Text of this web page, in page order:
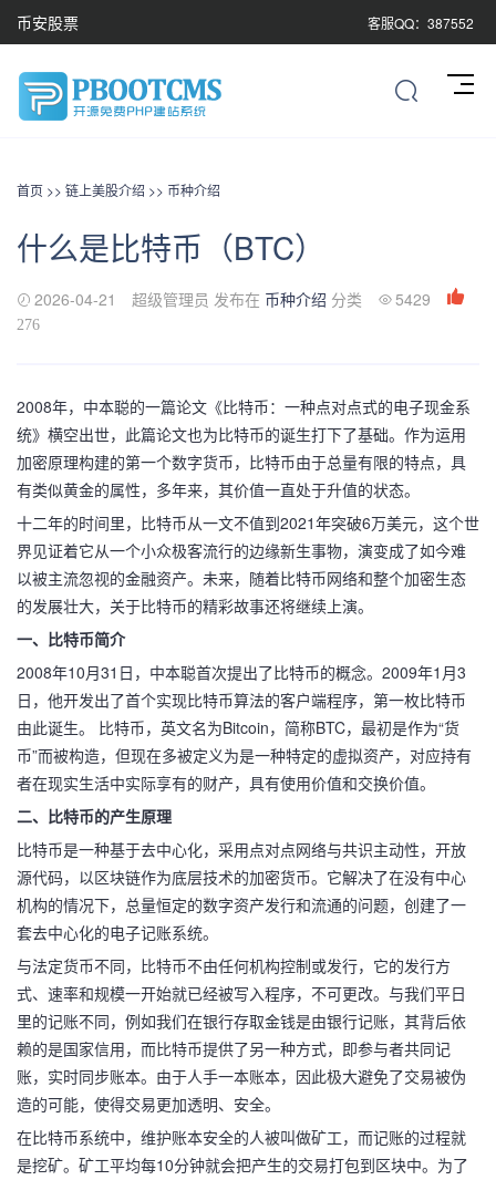
币安股票 客服QQ：387552
首页 >> 链上美股介绍 >> 币种介绍
什么是比特币（BTC）
2026-04-21 超级管理员 发布在 币种介绍 分类 5429
276
2008年，中本聪的一篇论文《比特币：一种点对点式的电子现金系
统》横空出世，此篇论文也为比特币的诞生打下了基础。作为运用
加密原理构建的第一个数字货币，比特币由于总量有限的特点，具
有类似黄金的属性，多年来，其价值一直处于升值的状态。
十二年的时间里，比特币从一文不值到2021年突破6万美元，这个世
界见证着它从一个小众极客流行的边缘新生事物，演变成了如今难
以被主流忽视的金融资产。未来，随着比特币网络和整个加密生态
的发展壮大，关于比特币的精彩故事还将继续上演。
一、比特币简介
2008年10月31日，中本聪首次提出了比特币的概念。2009年1月3
日，他开发出了首个实现比特币算法的客户端程序，第一枚比特币
由此诞生。 比特币，英文名为Bitcoin，简称BTC，最初是作为“货
币”而被构造，但现在多被定义为是一种特定的虚拟资产，对应持有
者在现实生活中实际享有的财产，具有使用价值和交换价值。
二、比特币的产生原理
比特币是一种基于去中心化，采用点对点网络与共识主动性，开放
源代码，以区块链作为底层技术的加密货币。它解决了在没有中心
机构的情况下，总量恒定的数字资产发行和流通的问题，创建了一
套去中心化的电子记账系统。
与法定货币不同，比特币不由任何机构控制或发行，它的发行方
式、速率和规模一开始就已经被写入程序，不可更改。与我们平日
里的记账不同，例如我们在银行存取金钱是由银行记账，其背后依
赖的是国家信用，而比特币提供了另一种方式，即参与者共同记
账，实时同步账本。由于人手一本账本，因此极大避免了交易被伪
造的可能，使得交易更加透明、安全。
在比特币系统中，维护账本安全的人被叫做矿工，而记账的过程就
是挖矿。矿工平均每10分钟就会把产生的交易打包到区块中。为了